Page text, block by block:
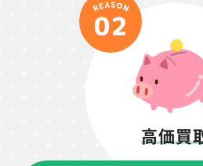
高価買